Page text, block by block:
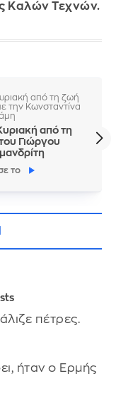
Καλών Τεχνών.
από τη ζωή
την Κωνσταντίνα
από τη
Γιώργου
το
πέτρες.
ήταν ο Ερμής